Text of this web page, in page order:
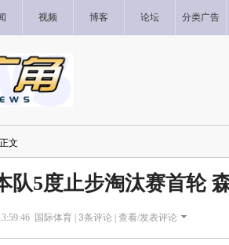
视频 博客 论坛 分类广告
文
队5度止步淘汰赛首轮
国际体育 | 3条评论 | 查看/发表评论